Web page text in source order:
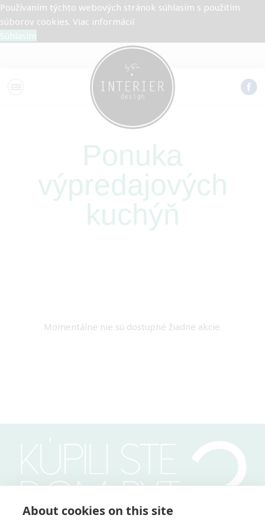
About cookies on this site
Používaním týchto webových stránok súhlasím s použitím
súborov cookies. Viac informácií
Súhlasím
Ponuka
výpredajových
kuchýň
Momentálne nie sú dostupné žiadne akcie.